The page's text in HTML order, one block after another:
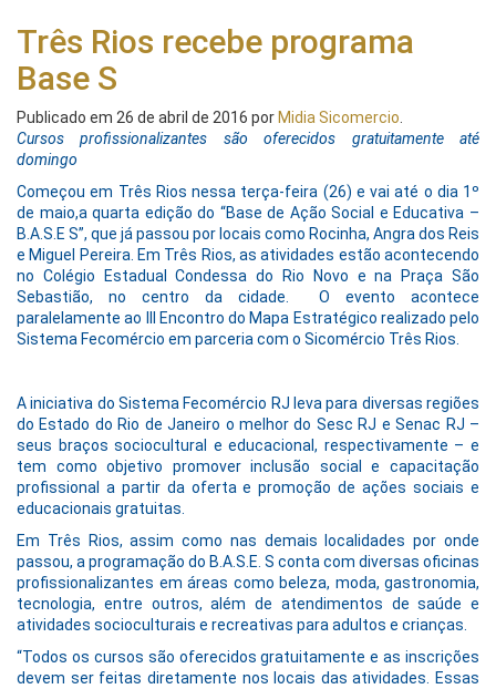
Três Rios recebe programa
Base S
Publicado em 26 de abril de 2016 por Midia Sicomercio
Cursos profissionalizantes são oferecidos gratuitamente até
domingo
Começou em Três Rios nessa terça-feira (26) e vai até o dia 1º
de maio,a quarta edição do “Base de Ação Social e Educativa –
B.A.S.E S”, que já passou por locais como Rocinha, Angra dos Reis
e Miguel Pereira. Em Três Rios, as atividades estão acontecendo
no Colégio Estadual Condessa do Rio Novo e na Praça São
Sebastião, no centro da cidade. O evento acontece
paralelamente ao III Encontro do Mapa Estratégico realizado pelo
Sistema Fecomércio em parceria com o Sicomércio Três Rios.
A iniciativa do Sistema Fecomércio RJ leva para diversas regiões
do Estado do Rio de Janeiro o melhor do Sesc RJ e Senac RJ –
seus braços sociocultural e educacional, respectivamente – e
tem como objetivo promover inclusão social e capacitação
profissional a partir da oferta e promoção de ações sociais e
educacionais gratuitas.
Em Três Rios, assim como nas demais localidades por onde
passou, a programação do B.A.S.E. S conta com diversas oficinas
profissionalizantes em áreas como beleza, moda, gastronomia,
tecnologia, entre outros, além de atendimentos de saúde e
atividades socioculturais e recreativas para adultos e crianças.
“Todos os cursos são oferecidos gratuitamente e as inscrições
devem ser feitas diretamente nos locais das atividades. Essas